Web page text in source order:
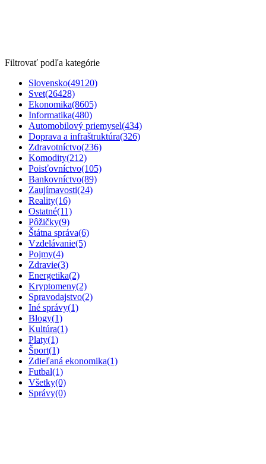
Filtrovať podľa kategórie
Slovensko(49120)
Svet(26428)
Ekonomika(8605)
Informatika(480)
Automobilový priemysel(434)
Doprava a infraštruktúra(326)
Zdravotníctvo(236)
Komodity(212)
Poisťovníctvo(105)
Bankovníctvo(89)
Zaujímavosti(24)
Reality(16)
Ostatné(11)
Pôžičky(9)
Štátna správa(6)
Vzdelávanie(5)
Pojmy(4)
Zdravie(3)
Energetika(2)
Kryptomeny(2)
Spravodajstvo(2)
Iné správy(1)
Blogy(1)
Kultúra(1)
Platy(1)
Šport(1)
Zdieľaná ekonomika(1)
Futbal(1)
Všetky(0)
Správy(0)